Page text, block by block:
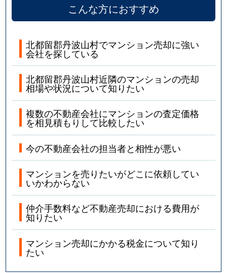
こんな方におすすめ
北都留郡丹波山村でマンション売却に強い
会社を探している
北都留郡丹波山村近隣のマンションの売却
相場や状況について知りたい
複数の不動産会社にマンションの査定価格
を相見積もりして比較したい
今の不動産会社の担当者と相性が悪い
マンションを売りたいがどこに依頼してい
いかわからない
仲介手数料など不動産売却における費用が
知りたい
マンション売却にかかる税金について知り
たい